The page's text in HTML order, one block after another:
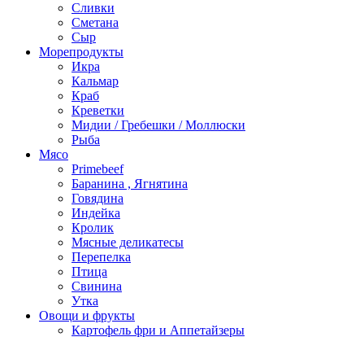
Сливки
Сметана
Сыр
Морепродукты
Икра
Кальмар
Краб
Креветки
Мидии / Гребешки / Моллюски
Рыба
Мясо
Primebeef
Баранина , Ягнятина
Говядина
Индейка
Кролик
Мясные деликатесы
Перепелка
Птица
Свинина
Утка
Овощи и фрукты
Картофель фри и Аппетайзеры